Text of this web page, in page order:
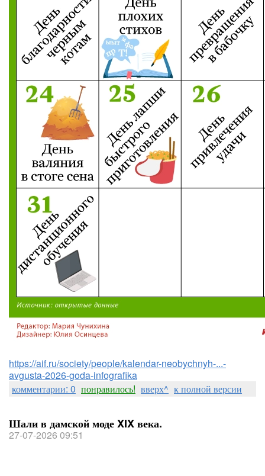
https://aif.ru/society/people/kalendar-neobychnyh-...-
avgusta-2026-goda-infografika
комментарии: 0 понравилось! вверх^ к полной версии
Шали в дамской моде XIX века.
27-07-2026 09:51